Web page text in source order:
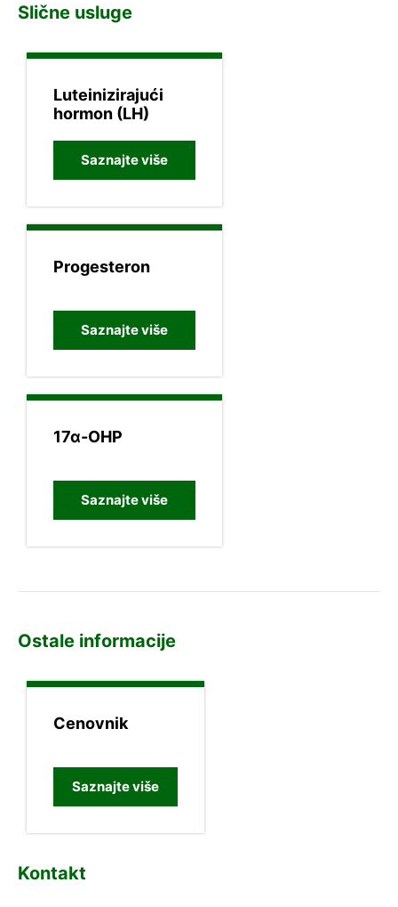
Slične usluge
Luteinizirajući
hormon (LH)
Saznajte više
Progesteron
Saznajte više
17α-OHP
Saznajte više
Ostale informacije
Cenovnik
Saznajte više
Kontakt